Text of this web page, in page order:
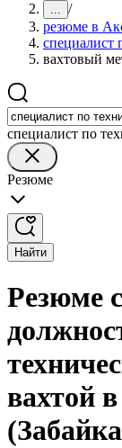
... /
резюме в
специалист
вахтовый
специалист по
Резюме
Найти
Резюме
вахтой